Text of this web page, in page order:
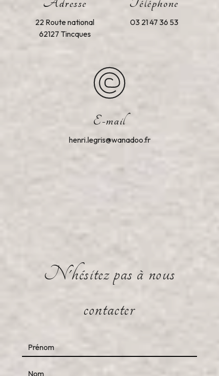
22 Route national
62127 Tincques
03 21 47 36 53
E-mail
henri.legris@wanadoo.fr
N'hésitez pas à nous
contacter